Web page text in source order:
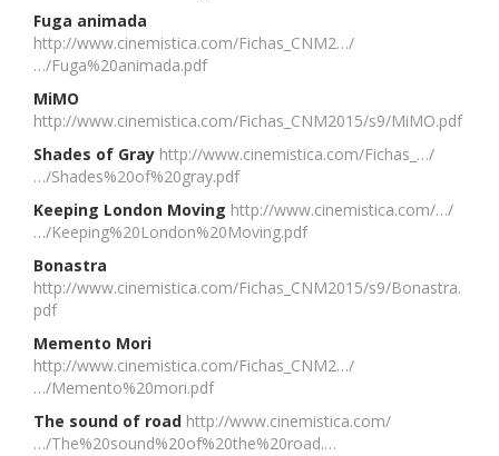
Fuga animada
http://www.cinemistica.com/Fichas_CNM2…/
…/Fuga%20animada.pdf
MiMO
http://www.cinemistica.com/Fichas_CNM2015/s9/MiMO.pdf
Shades of Gray http://www.cinemistica.com/Fichas_…/
…/Shades%20of%20gray.pdf
Keeping London Moving http://www.cinemistica.com/…/
…/Keeping%20London%20Moving.pdf
Bonastra
http://www.cinemistica.com/Fichas_CNM2015/s9/Bonastra.
pdf
Memento Mori
http://www.cinemistica.com/Fichas_CNM2…/
…/Memento%20mori.pdf
The sound of road http://www.cinemistica.com/
…/The%20sound%20of%20the%20road.…